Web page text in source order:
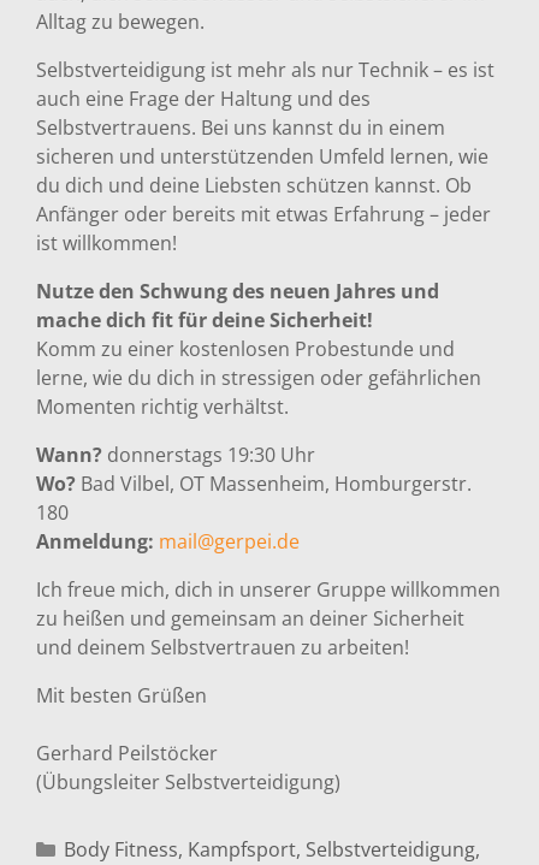
Alltag zu bewegen.
Selbstverteidigung ist mehr als nur Technik – es ist
auch eine Frage der Haltung und des
Selbstvertrauens. Bei uns kannst du in einem
sicheren und unterstützenden Umfeld lernen, wie
du dich und deine Liebsten schützen kannst. Ob
Anfänger oder bereits mit etwas Erfahrung – jeder
ist willkommen!
Nutze den Schwung des neuen Jahres und
mache dich fit für deine Sicherheit!
Komm zu einer kostenlosen Probestunde und
lerne, wie du dich in stressigen oder gefährlichen
Momenten richtig verhältst.
Wann? donnerstags 19:30 Uhr
Wo? Bad Vilbel, OT Massenheim, Homburgerstr.
180
Anmeldung: mail@gerpei.de
Ich freue mich, dich in unserer Gruppe willkommen
zu heißen und gemeinsam an deiner Sicherheit
und deinem Selbstvertrauen zu arbeiten!
Mit besten Grüßen
Gerhard Peilstöcker
(Übungsleiter Selbstverteidigung)
Kategorien
Body Fitness, Kampfsport, Selbstverteidigung,